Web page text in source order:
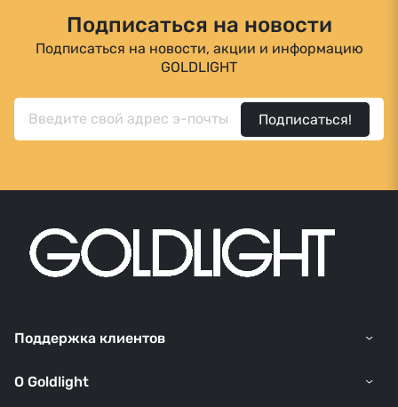
Подписаться на новости
Подписаться на новости, акции и информацию
GOLDLIGHT
Подписаться!
Поддержка клиентов
O Goldlight